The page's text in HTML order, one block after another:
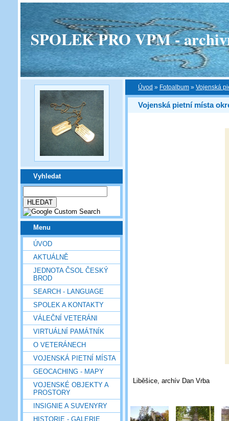
SPOLEK PRO VPM -
Vyhledat
Menu
ÚVOD
AKTUÁLNĚ
JEDNOTA ČSOL ČESKÝ
BROD
SEARCH - LANGUAGE
SPOLEK A KONTAKTY
VÁLEČNÍ VETERÁNI
VIRTUÁLNÍ PAMÁTNÍK
O VETERÁNECH
VOJENSKÁ PIETNÍ MÍSTA
GEOCACHING - MAPY
VOJENSKÉ OBJEKTY A
PROSTORY
INSIGNIE A SUVENYRY
HISTORIE - GALERIE
Úvod » Fotoalbum » Vojenská
Vojenská pietní místa
Liběšice, archív Dan Vrba